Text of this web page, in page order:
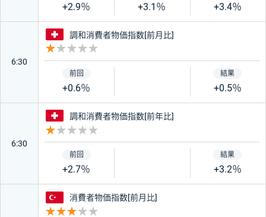
+2.9％ +3.1％ +3.4％
6:30
スイス
調和消費者物価指数[前月比]
+0.6％ +0.5％
6:30
スイス
調和消費者物価指数[前年比]
+2.7％ +3.2％
トルコ
消費者物価指数[前月比]